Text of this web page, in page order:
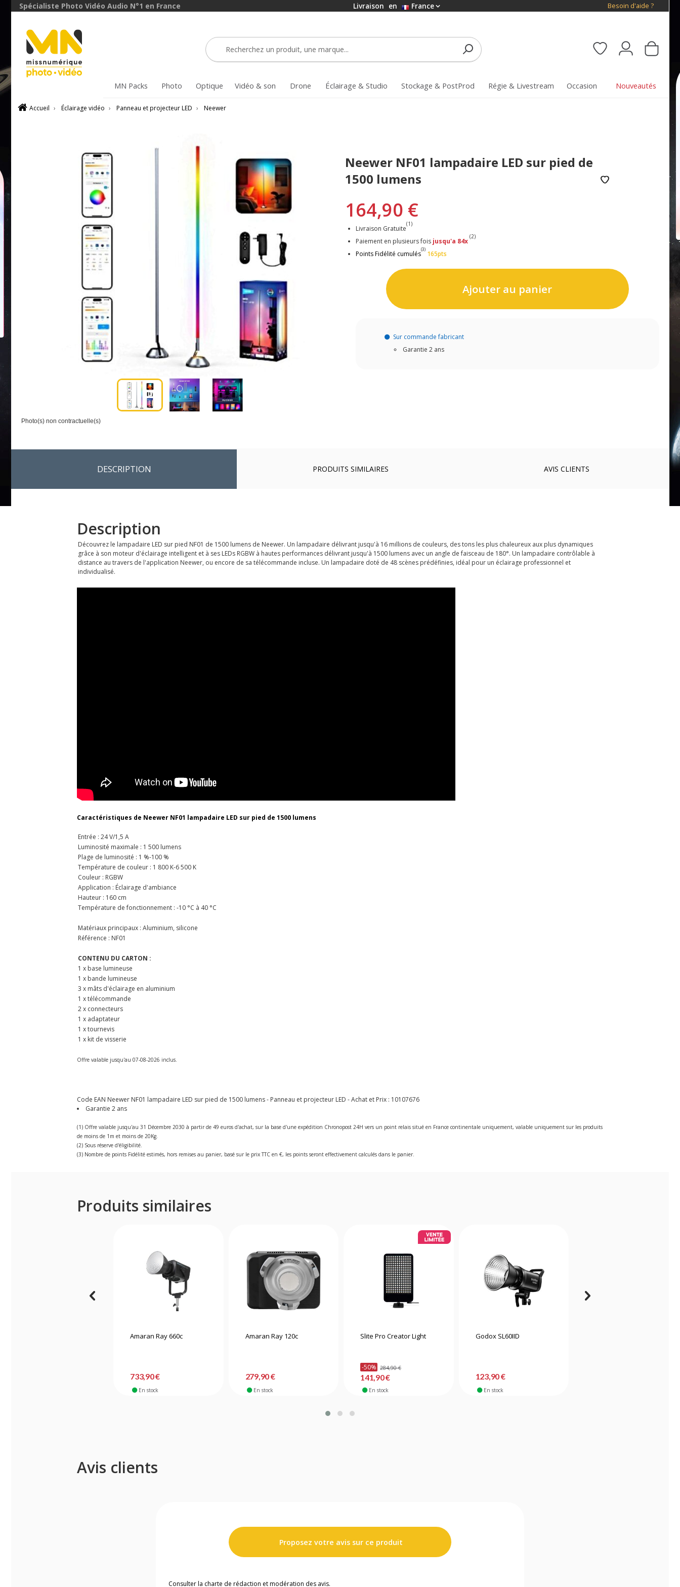
Spécialiste Photo Vidéo Audio N°1 en France Livraison en France Besoin d'aide ?
MN Packs Photo Optique Vidéo & son Drone Éclairage & Studio Stockage & PostProd Régie & Livestream Occasion Nouveautés
Accueil › Éclairage vidéo › Panneau et projecteur LED › Neewer
Photo(s) non contractuelle(s)
Neewer NF01 lampadaire LED sur pied de
1500 lumens
164,90 €
Livraison Gratuite
(1)
Paiement en plusieurs fois jusqu'a 84x
(2)
Points Fidélité cumulés
(3)
165pts
Ajouter au panier
Sur commande fabricant
Garantie 2 ans
DESCRIPTION PRODUITS SIMILAIRES AVIS CLIENTS
Description
Découvrez le lampadaire LED sur pied NF01 de 1500 lumens de Neewer. Un lampadaire délivrant jusqu'à 16 millions de couleurs, des tons les plus chaleureux aux plus dynamiques
grâce à son moteur d'éclairage intelligent et à ses LEDs RGBW à hautes performances délivrant jusqu'à 1500 lumens avec un angle de faisceau de 180°. Un lampadaire contrôlable à
distance au travers de l'application Neewer, ou encore de sa télécommande incluse. Un lampadaire doté de 48 scènes prédéfinies, idéal pour un éclairage professionnel et
individualisé.
Caractéristiques de Neewer NF01 lampadaire LED sur pied de 1500 lumens
Entrée : 24 V/1,5 A
Luminosité maximale : 1 500 lumens
Plage de luminosité : 1 %-100 %
Température de couleur : 1 800 K-6 500 K
Couleur : RGBW
Application : Éclairage d'ambiance
Hauteur : 160 cm
Température de fonctionnement : -10 °C à 40 °C
Matériaux principaux : Aluminium, silicone
Référence : NF01
CONTENU DU CARTON :
1 x base lumineuse
1 x bande lumineuse
3 x mâts d'éclairage en aluminium
1 x télécommande
2 x connecteurs
1 x adaptateur
1 x tournevis
1 x kit de visserie
Offre valable jusqu'au 07-08-2026 inclus.
Code EAN Neewer NF01 lampadaire LED sur pied de 1500 lumens - Panneau et projecteur LED - Achat et Prix : 10107676
Garantie 2 ans
(1) Offre valable jusqu'au 31 Décembre 2030 à partir de 49 euros d'achat, sur la base d'une expédition Chronopost 24H vers un point relais situé en France continentale uniquement, valable uniquement sur les produits
de moins de 1m et moins de 20Kg.
(2) Sous réserve d'éligibilité.
(3) Nombre de points Fidélité estimés, hors remises au panier, basé sur le prix TTC en €, les points seront effectivement calculés dans le panier.
Produits similaires
Amaran Ray 660c
733,90 €
En stock
Amaran Ray 120c
279,90 €
En stock
Slite Pro Creator Light
-50% 284,90 €
141,90 €
En stock
Godox SL60IID
123,90 €
En stock
Avis clients
Proposez votre avis sur ce produit
Consulter la charte de rédaction et modération des avis.